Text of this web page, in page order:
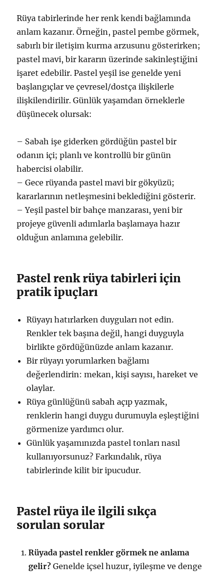
Rüya tabirlerinde her renk kendi bağlamında
anlam kazanır. Örneğin, pastel pembe görmek,
sabırlı bir iletişim kurma arzusunu gösterirken;
pastel mavi, bir kararın üzerinde sakinleştiğini
işaret edebilir. Pastel yeşil ise genelde yeni
başlangıçlar ve çevresel/dostça ilişkilerle
ilişkilendirilir. Günlük yaşamdan örneklerle
düşünecek olursak:
– Sabah işe giderken gördüğün pastel bir
odanın içi; planlı ve kontrollü bir günün
habercisi olabilir.
– Gece rüyanda pastel mavi bir gökyüzü;
kararlarının netleşmesini beklediğini gösterir.
– Yeşil pastel bir bahçe manzarası, yeni bir
projeye güvenli adımlarla başlamaya hazır
olduğun anlamına gelebilir.
Pastel renk rüya tabirleri için
pratik ipuçları
Rüyayı hatırlarken duyguları not edin.
Renkler tek başına değil, hangi duyguyla
birlikte gördüğünüzde anlam kazanır.
Bir rüyayı yorumlarken bağlamı
değerlendirin: mekan, kişi sayısı, hareket ve
olaylar.
Rüya günlüğünü sabah açıp yazmak,
renklerin hangi duygu durumuyla eşleştiğini
görmenize yardımcı olur.
Günlük yaşamınızda pastel tonları nasıl
kullanıyorsunuz? Farkındalık, rüya
tabirlerinde kilit bir ipucudur.
Pastel rüya ile ilgili sıkça
sorulan sorular
Rüyada pastel renkler görmek ne anlama
gelir? Genelde içsel huzur, iyileşme ve denge